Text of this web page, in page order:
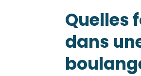
Quelles
dans